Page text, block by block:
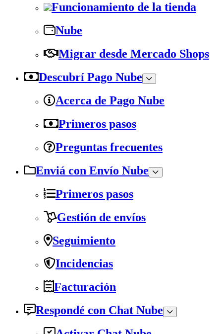
Funcionamiento de la tienda
Nube
Migrar desde Mercado Shops
Descubrí Pago Nube
Acerca de Pago Nube
Primeros pasos
Preguntas frecuentes
Enviá con Envío Nube
Primeros pasos
Gestión de envíos
Seguimiento
Incidencias
Facturación
Respondé con Chat Nube